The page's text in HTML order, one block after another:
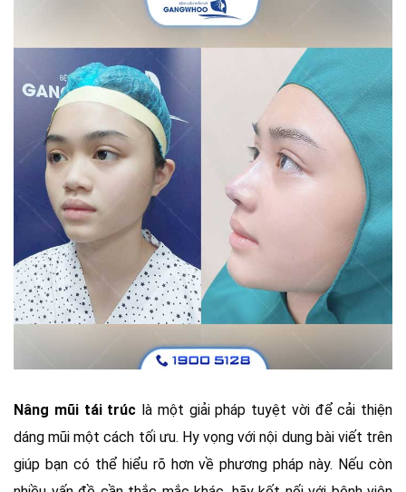
Nâng mũi tái trúc là một giải pháp tuyệt vời để cải thiện
dáng mũi một cách tối ưu. Hy vọng với nội dung bài viết trên
giúp bạn có thể hiểu rõ hơn về phương pháp này. Nếu còn